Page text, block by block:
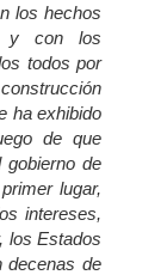
los hechos
y con los
todos por
ha exhibido
de que
gobierno de
lugar,
intereses,
los Estados
decenas de